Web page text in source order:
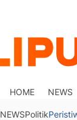
HOME NEWS
NEWSPolitik